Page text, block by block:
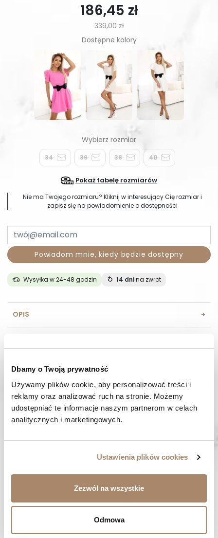
Dbamy o Twoją prywatność
Używamy plików cookie, aby personalizować treści i
reklamy oraz analizować ruch na stronie. Możemy
udostępniać te informacje naszym partnerom w celach
analitycznych i marketingowych.
Ustawienia plików cookies
Zezwól na wszystkie
Odmowa
186,45 zł
339,00 zł
Dostępne kolory
34 36 38 40
Pokaż tabelę rozmiarów
Nie ma Twojego rozmiaru? Kliknij w interesujący Cię rozmiar i
zapisz się na powiadomienie o dostępności
Powiadom mnie, kiedy będzie dostępny
Wysyłka w 24-48 godzin 14 dnina zwrot
OPIS
OPINIE (0)
MASZ PYTANIE? Zadzwoń do nas :
ZAKUPY BEZ RYZYKA
Masz prawo do 14 dni na zwrot towaru